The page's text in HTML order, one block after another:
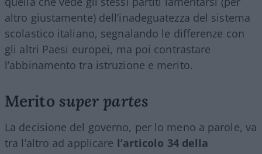
altro giustamente) dell’inadeguatezza del sistema
scolastico italiano, segnalando le differenze con
gli altri Paesi europei, ma poi contrastare
l’abbinamento tra istruzione e merito.
Merito super partes
La decisione del governo, per lo meno a parole, va
tra l’altro ad applicare l’articolo 34 della